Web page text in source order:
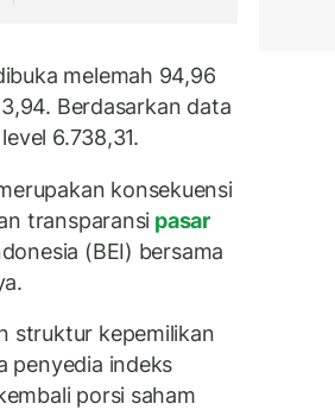
melemah 94,96
Berdasarkan data
6.738,31.
konsekuensi
transparansi pasar
(BEI) bersama
struktur kepemilikan
penyedia indeks
porsi saham